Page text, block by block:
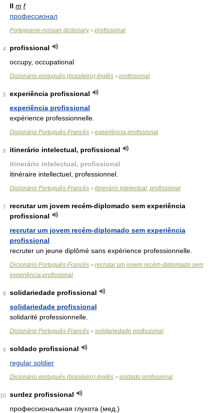
II m f
профессионал
Portuguese-russian dictionary> profissional
4
profissional
occupy, occupational
Dicionário português (brasileiro)-Inglês > profissional
5
experiência profissional
experiência profissional
expérience professionnelle.
Dicionário Português-Francês > experiência profissional
6
itinerário intelectual, profissional
itinerário intelectual, profissional
itinéraire intellectuel, professionnel.
Dicionário Português-Francês > itinerário intelectual, profissional
7
recrutar um jovem recém-diplomado sem experiência
profissional
recrutar um jovem recém-diplomado sem experiência
profissional
recruter un jeune diplômé sans expérience professionnelle.
Dicionário Português-Francês > recrutar um jovem recém-diplomado sem
experiência profissional
8
solidariedade profissional
solidariedade profissional
solidarité professionnelle.
Dicionário Português-Francês > solidariedade profissional
9
soldado profissional
regular soldier
Dicionário português (brasileiro)-Inglês > soldado profissional
10
surdez profissional
профессиональная глухота (мед.)